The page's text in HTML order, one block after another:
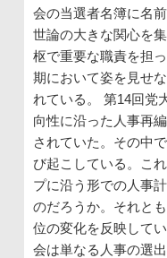
会の当選者名簿に名
世論の大きな関心を
枢で重要な職責を担
期において姿を見せ
れている。 第14回党
向性に沿った人事再
されていた。その中
び起こしている。こ
プに沿う形での人事
のだろうか。それと
位の変化を反映して
会は単なる人事の選